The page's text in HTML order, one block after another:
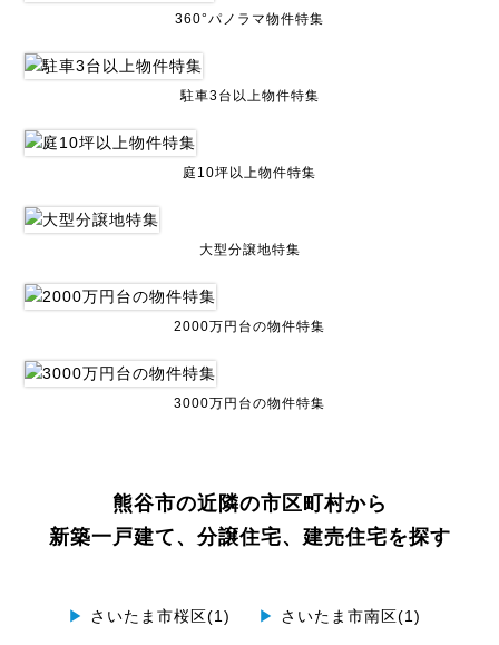
360°パノラマ物件特集
駐車3台以上物件特集
庭10坪以上物件特集
大型分譲地特集
2000万円台の物件特集
3000万円台の物件特集
熊谷市の近隣の市区町村から
新築一戸建て、分譲住宅、建売住宅を探す
▶ さいたま市桜区(1) ▶ さいたま市南区(1)